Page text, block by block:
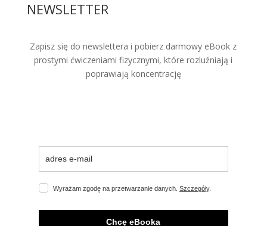
NEWSLETTER
Zapisz się do newslettera i pobierz darmowy eBook z
prostymi ćwiczeniami fizycznymi, które rozluźniają i
poprawiają koncentrację
Wyrażam zgodę na przetwarzanie danych. Szczegóły.
Chcę eBooka